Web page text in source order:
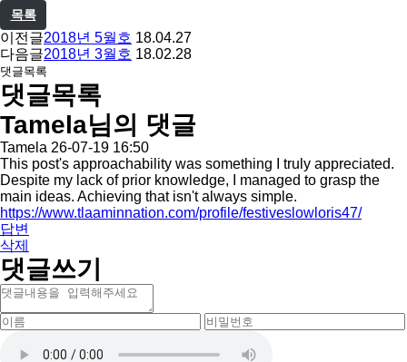
목록
이전글2018년 5월호 18.04.27
다음글2018년 3월호 18.02.28
댓글목록
댓글목록
Tamela님의 댓글
Tamela 작
성
일
26-07-19 16:50
This post's approachability was something I truly appreciated.
Despite my lack of prior knowledge, I managed to grasp the
main ideas. Achieving that isn't always simple.
https://www.tlaaminnation.com/profile/festiveslowloris47/
답변
삭제
댓글쓰기
내
이
비
번